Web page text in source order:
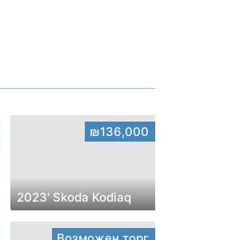
₪136,000
2023' Skoda Kodiaq